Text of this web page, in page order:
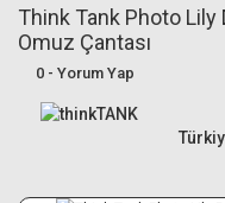
Canon R6 Mark
Think Tank Photo
Omuz Çantası
0 - Yorum Yap